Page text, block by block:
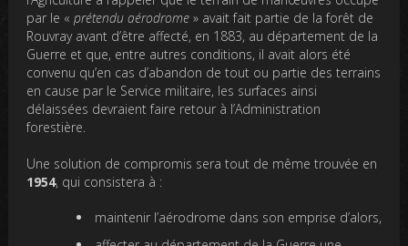
par le «prétendu aérodrome » avait fait partie de la forêt de
Rouvray avant d’être affecté, en 1883, au département de la
Guerre et que, entre autres conditions, il avait alors été
convenu qu’en cas d’abandon de tout ou partie des terrains
en cause par le Service militaire, les surfaces ainsi
délaissées devraient faire retour à l’Administration
forestière.
Une solution de compromis sera tout de même trouvée en
1954, qui consistera à :
maintenir l’aérodrome dans son emprise d’alors,